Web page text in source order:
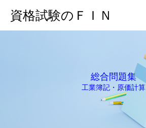
資格試験のＦＩＮ
総合問題集
工業簿記・原価計算